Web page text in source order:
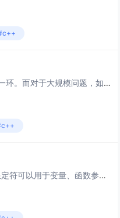
在C++编程中，处理时间是很重要的一环。而对于大规模问题，如数据处理、机器学习、计算机视觉等领域，时间的效率更是至关重要...
一、C++中的const C++中的const限定符可以用于变量、函数参数、函数返回类型等多种情况。使用const限定...